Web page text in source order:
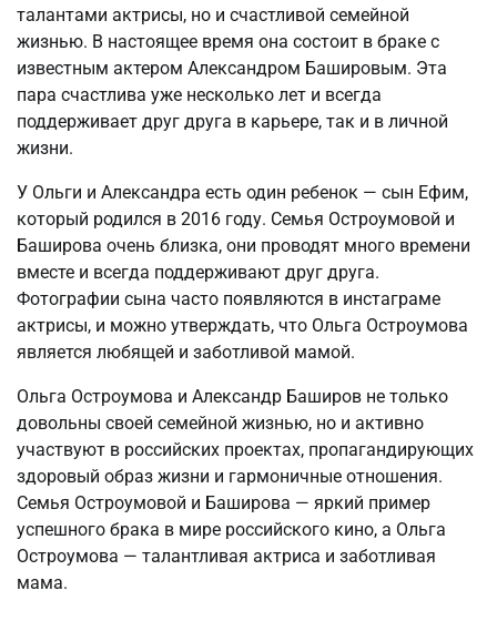
талантами актрисы, но и счастливой семейной
жизнью. В настоящее время она состоит в браке с
известным актером Александром Башировым. Эта
пара счастлива уже несколько лет и всегда
поддерживает друг друга в карьере, так и в личной
жизни.
У Ольги и Александра есть один ребенок — сын Ефим,
который родился в 2016 году. Семья Остроумовой и
Баширова очень близка, они проводят много времени
вместе и всегда поддерживают друг друга.
Фотографии сына часто появляются в инстаграме
актрисы, и можно утверждать, что Ольга Остроумова
является любящей и заботливой мамой.
Ольга Остроумова и Александр Баширов не только
довольны своей семейной жизнью, но и активно
участвуют в российских проектах, пропагандирующих
здоровый образ жизни и гармоничные отношения.
Семья Остроумовой и Баширова — яркий пример
успешного брака в мире российского кино, а Ольга
Остроумова — талантливая актриса и заботливая
мама.